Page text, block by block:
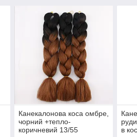
Канекалонова коса омбре,
чорний +тепло-
коричневий 13/55
в